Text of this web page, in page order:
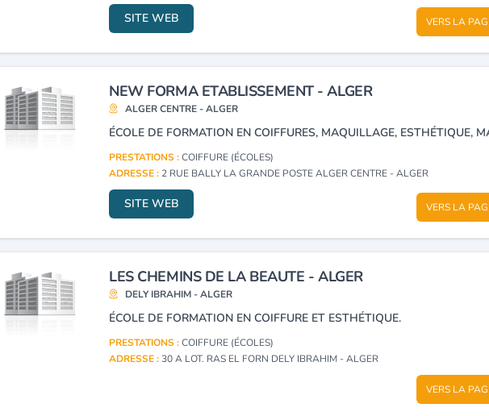
SITE WEB VERS LA
NEW FORMA ETABLISSEMENT - ALGER
ALGER CENTRE - ALGER
PRESTATIONS :COIFFURE (ÉCOLES)
ADRESSE : 2 RUE BALLY LA GRANDE POSTE ALGER CENTRE - ALGER
SITE WEB VERS LA
LES CHEMINS DE LA BEAUTE - ALGER
DELY IBRAHIM - ALGER
ÉCOLE DE FORMATION EN COIFFURE ET ESTHÉTIQUE.
PRESTATIONS :COIFFURE (ÉCOLES)
ADRESSE :30 A LOT. RAS EL FORN DELY IBRAHIM - ALGER
VERS LA